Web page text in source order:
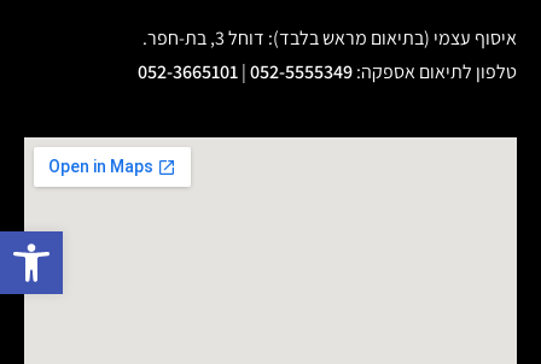
איסוף עצמי (בתיאום מראש בלבד): דוחל 3, בת-חפר.
טלפון לתיאום אספקה:
052-5555349
|
052-3665101